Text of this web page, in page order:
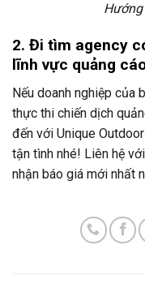
2. Đi tìm agency
lĩnh vực quảng
Nếu doanh nghiệp của
thực thi chiến dịch
đến với Unique
tận tình nhé! Liên hệ
nhận báo giá mới nhất